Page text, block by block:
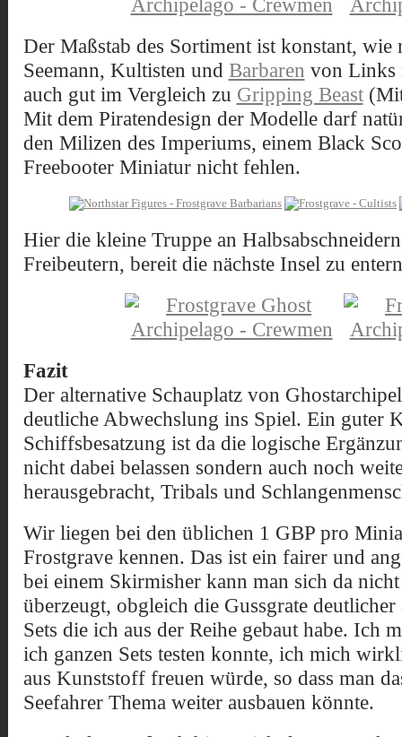
Der Maßstab des Sortiment ist konstant, wie
Seemann, Kultisten und Barbaren von Links
auch gut im Vergleich zu Gripping Beast
Mit dem Piratendesign der Modelle darf
den Milizen des Imperiums, einem Black
Freebooter Miniatur nicht fehlen.
Hier die kleine Truppe an
Freibeutern, bereit die nächste Insel zu
Fazit
Der alternative Schauplatz von
deutliche Abwechslung ins Spiel. Ein guter
Schiffsbesatzung ist da die logische
nicht dabei belassen sondern auch noch
herausgebracht, Tribals und
Wir liegen bei den üblichen 1 GBP pro
Frostgrave kennen. Das ist ein fairer und
bei einem Skirmisher kann man sich da
überzeugt, obgleich die Gussgrate deutlicher
Sets die ich aus der Reihe gebaut habe. Ich
ich ganzen Sets testen konnte, ich mich
aus Kunststoff freuen würde, so dass man
Seefahrer Thema weiter ausbauen könnte.